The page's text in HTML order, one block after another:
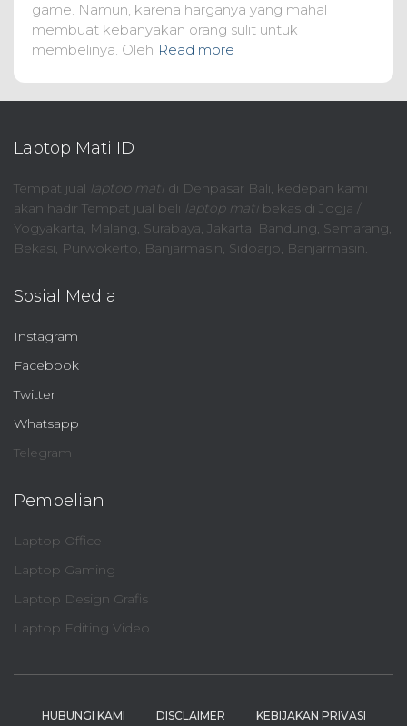
game. Namun, karena harganya yang mahal
membuat kebanyakan orang sulit untuk
membelinya. Oleh Read more
Laptop Mati ID
Tempat jual laptop matidi Denpasar Bali, kedepan kami
akan hadir Tempat jual beli laptop matibekas di Jogja /
Yogyakarta, Malang, Surabaya, Jakarta, Bandung, Semarang,
Bekasi, Purwokerto, Banjarmasin, Sidoarjo, Banjarmasin.
Sosial Media
Instagram
Facebook
Twitter
Whatsapp
Telegram
Pembelian
Laptop Office
Laptop Gaming
Laptop Design Grafis
Laptop Editing Video
HUBUNGI KAMI DISCLAIMER KEBIJAKAN PRIVASI